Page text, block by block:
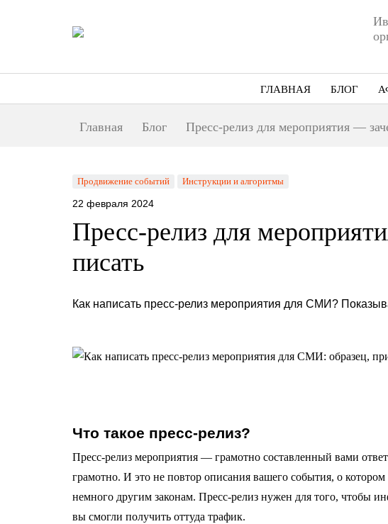
ГЛАВНАЯ БЛОГ
Главная Блог Пресс-релиз для мероприятия —
Продвижение событий Инструкции и алгоритмы
22 февраля 2024
Пресс-релиз для
писать
Как написать пресс-релиз мероприятия для СМИ?
Что такое пресс-релиз?
Пресс-релиз мероприятия — грамотно составленный вами
грамотно. И это не повтор описания вашего события, о
немного другим законам. Пресс-релиз нужен для того, чтобы
вы смогли получить оттуда трафик.